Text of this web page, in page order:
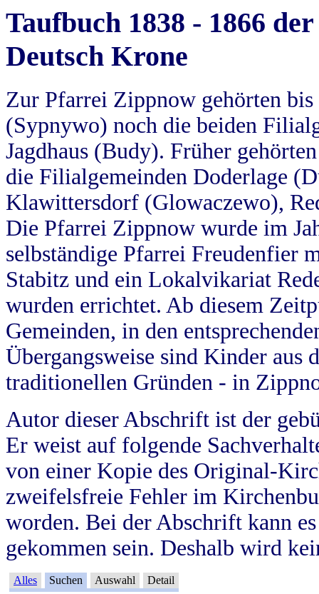
Taufbuch 1838 - 1866
Deutsch Krone
Zur Pfarrei Zippnow gehörten
(Sypnywo) noch die beiden
Jagdhaus (Budy). Früher
die Filialgemeinden Doderlage
Klawittersdorf (Glowaczewo),
Die Pfarrei Zippnow wurde im
selbständige Pfarrei Freudenfier
Stabitz und ein Lokalvikariat
wurden errichtet. Ab diesem
Gemeinden, in den
Übergangsweise sind Kinder aus
traditionellen Gründen - in
Autor dieser Abschrift ist der
Er weist auf folgende
von einer Kopie des Original-
zweifelsfreie Fehler im
worden. Bei der Abschrift kann
gekommen sein. Deshalb wird
Alles Suchen Auswahl Detail